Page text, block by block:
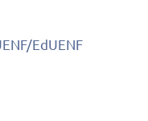
EdUENF